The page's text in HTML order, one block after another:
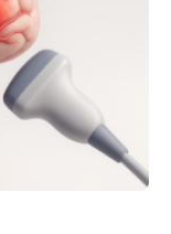
und
dem
Juni 2025 in
für
in